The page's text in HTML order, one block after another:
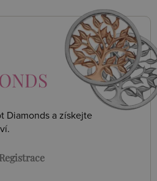
Diamonds a získejte
Registrace